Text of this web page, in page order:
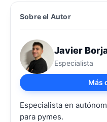
Sobre el Autor
Javier
Especialista
Más
Especialista en
para pymes.